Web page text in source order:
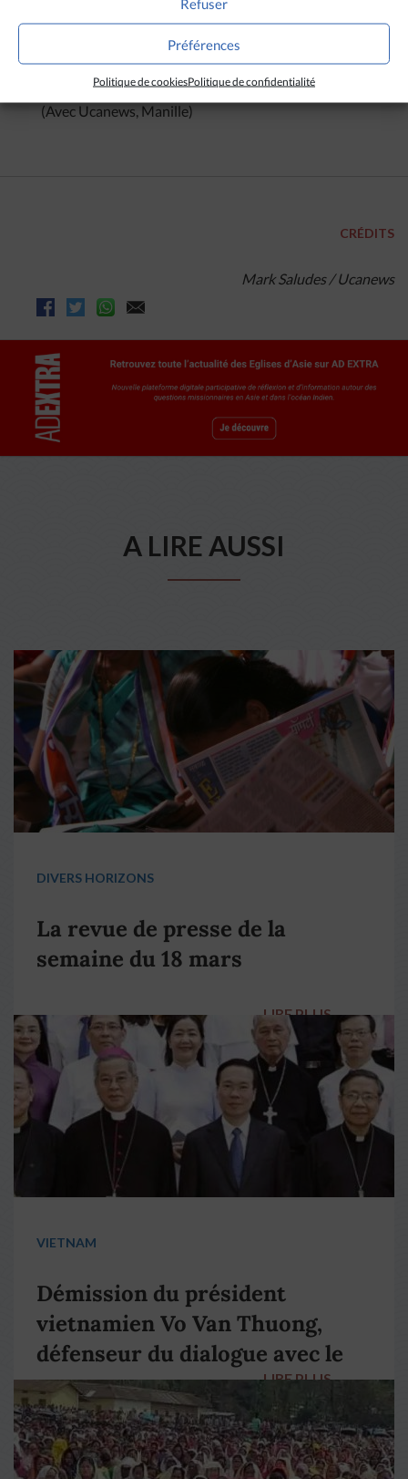
Préférences
Politique de cookiesPolitique de confidentialité
travail ? »a demandé l’évêque.« Nous savons que
nous devons accueillir, protéger, défendre et intégrer
les migrants déplacés, particulièrement en ces temps
difficiles. »
(Avec Ucanews, Manille)
CRÉDITS
Mark Saludes / Ucanews
A LIRE AUSSI
DIVERS HORIZONS
La revue de presse de la
semaine du 18 mars
LIRE PLUS →
VIETNAM
Démission du président
vietnamien Vo Van Thuong,
défenseur du dialogue avec le
pape François
LIRE PLUS →